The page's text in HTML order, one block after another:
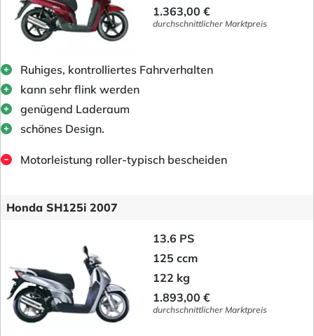
1.363,00 €
durchschnittlicher Marktpreis
Ruhiges, kontrolliertes Fahrverhalten
kann sehr flink werden
genügend Laderaum
schönes Design.
Motorleistung roller-typisch bescheiden
Honda SH125i 2007
13.6 PS
125 ccm
122 kg
1.893,00 €
durchschnittlicher Marktpreis